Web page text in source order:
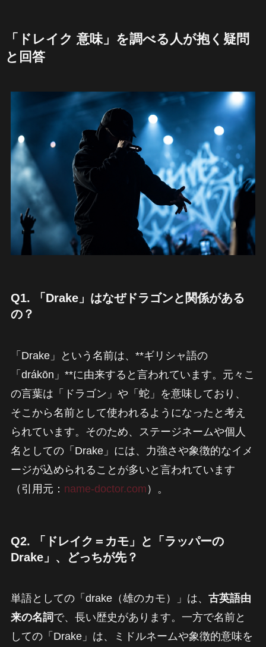
「ドレイク 意味」を調べる人が抱く疑問
と回答
Q1. 「Drake」はなぜドラゴンと関係がある
の？
「Drake」という名前は、**ギリシャ語の
「drákōn」**に由来すると言われています。元々こ
の言葉は「ドラゴン」や「蛇」を意味しており、
そこから名前として使われるようになったと考え
られています。そのため、ステージネームや個人
名としての「Drake」には、力強さや象徴的なイメ
ージが込められることが多いと言われています
（引用元： name-doctor.com ）。
Q2. 「ドレイク＝カモ」と「ラッパーの
Drake」、どっちが先？
単語としての「drake（雄のカモ）」は、 古英語由
来の名詞 で、長い歴史があります。一方で名前と
しての「Drake」は、ミドルネームや象徴的意味を